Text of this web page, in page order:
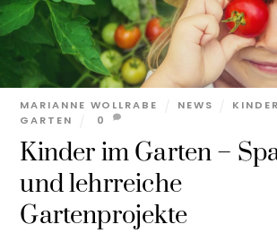
Kinder im Garten –
und lehrreiche
Gartenprojekte
MARIANNE WOLLRABE NEWS
GARTEN
0